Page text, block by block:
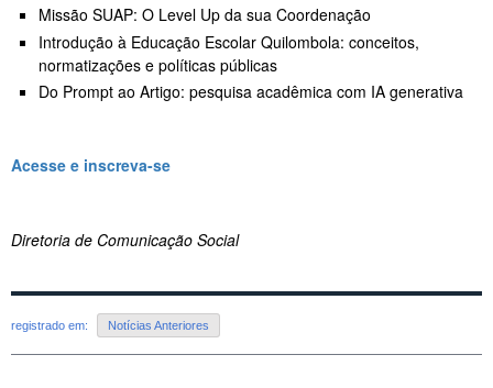
Missão SUAP: O Level Up da sua Coordenação
Introdução à Educação Escolar Quilombola: conceitos,
normatizações e políticas públicas
Do Prompt ao Artigo: pesquisa acadêmica com IA generativa
Acesse e inscreva-se
Diretoria de Comunicação Social
registrado em: Notícias Anteriores